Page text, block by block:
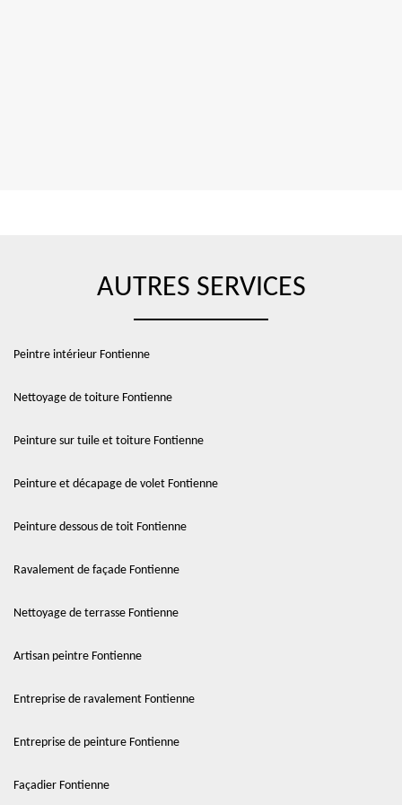
AUTRES SERVICES
Peintre intérieur Fontienne
Nettoyage de toiture Fontienne
Peinture sur tuile et toiture Fontienne
Peinture et décapage de volet Fontienne
Peinture dessous de toit Fontienne
Ravalement de façade Fontienne
Nettoyage de terrasse Fontienne
Artisan peintre Fontienne
Entreprise de ravalement Fontienne
Entreprise de peinture Fontienne
Façadier Fontienne